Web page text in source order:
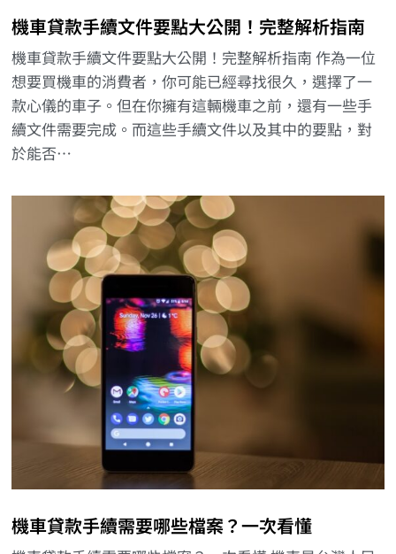
機車貸款手續文件要點大公開！完整解析指南
機車貸款手續文件要點大公開！完整解析指南 作為一位
想要買機車的消費者，你可能已經尋找很久，選擇了一
款心儀的車子。但在你擁有這輛機車之前，還有一些手
續文件需要完成。而這些手續文件以及其中的要點，對
於能否…
機車貸款手續需要哪些檔案？一次看懂